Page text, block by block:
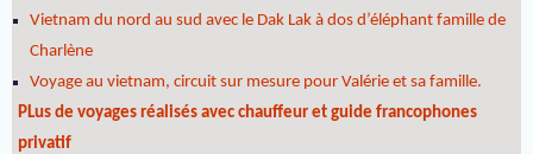
Vietnam du nord au sud avec le Dak Lak à dos d’éléphant famille de
Charlène
Voyage au vietnam, circuit sur mesure pour Valérie et sa famille.
PLus de voyages réalisés avec chauffeur et guide francophones
privatif